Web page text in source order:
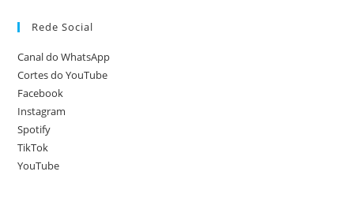
Rede Social
Canal do WhatsApp
Cortes do YouTube
Facebook
Instagram
Spotify
TikTok
YouTube